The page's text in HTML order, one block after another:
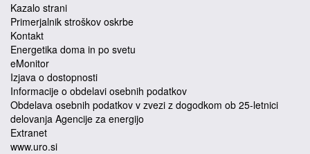
Kazalo strani
Primerjalnik stroškov oskrbe
Kontakt
Energetika doma in po svetu
eMonitor
Izjava o dostopnosti
Informacije o obdelavi osebnih podatkov
Obdelava osebnih podatkov v zvezi z dogodkom ob 25-letnici
delovanja Agencije za energijo
Extranet
www.uro.si